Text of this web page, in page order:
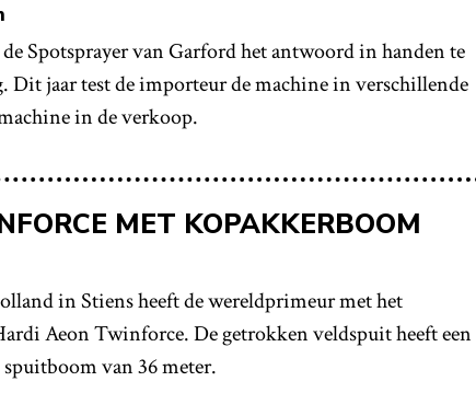
Spotsprayer van Garford het antwoord in handen te
Dit jaar test de importeur de machine in verschillende
in de verkoop.
MET KOPAKKERBOOM
in Stiens heeft de wereldprimeur met het
Aeon Twinforce. De getrokken veldspuit heeft een
van 36 meter.